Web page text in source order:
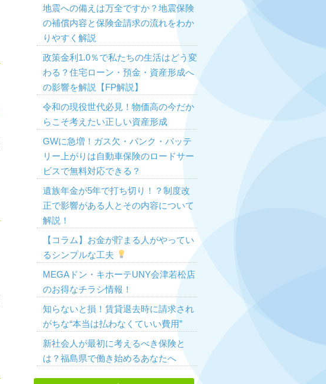
地震への備えは万全ですか？地震保険
の補償内容と保険金請求の流れをわか
りやすく解説
政策金利1.0％で私たちの生活はどう変
わる？住宅ローン・預金・資産形成へ
の影響を解説【FP解説】
令和の現役世代必見！物価高の今だか
らこそ考えたい正しい資産形成
GWに急増！ガス欠・パンク・バッテ
リー上がりは自動車保険のロードサー
ビスで無料対応できる？
遺族年金が5年で打ち切り！？制度改
正で影響がある人とその内容について
解説！
【コラム】お金が貯まる人がやってい
るシンプルな工夫
MEGAドン・キホーテUNY会津若松店
のお得なチラシ情報！
知らないと損！賃貸退去時に請求され
がちな“本当は払わなくていい費用”
新社会人が最初に考えるべき保険と
は？福島県で働き始めるあなたへ